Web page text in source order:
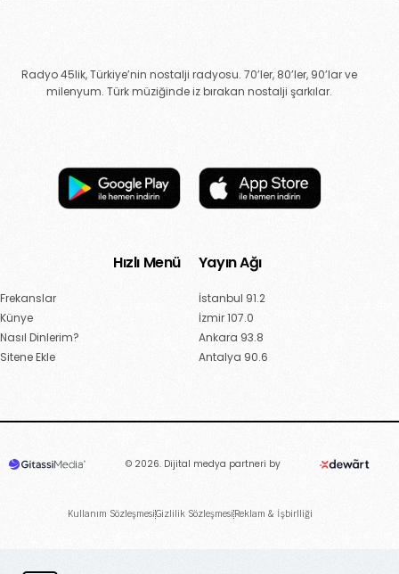
Radyo 45lik, Türkiye’nin nostalji radyosu. 70’ler, 80’ler, 90’lar ve
milenyum. Türk müziğinde iz bırakan nostalji şarkılar.
Hızlı Menü
Frekanslar
Künye
Nasıl Dinlerim?
Sitene Ekle
Yayın Ağı
İstanbul 91.2
İzmir 107.0
Ankara 93.8
Antalya 90.6
© 2026. Dijital medya partneri by
Kullanım SözleşmesiGizlilik SözleşmesiReklam & İşbirlliği